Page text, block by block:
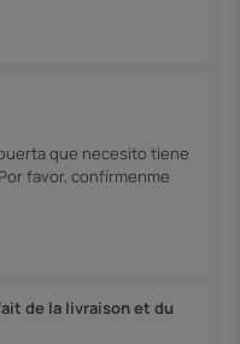
que necesito tiene
favor, confírmenme
de la livraison et du